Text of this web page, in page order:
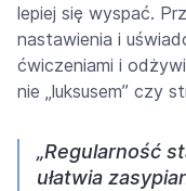
lepiej się wyspać.
nastawienia i
ćwiczeniami i
nie „luksusem” czy
„Regularność
ułatwia